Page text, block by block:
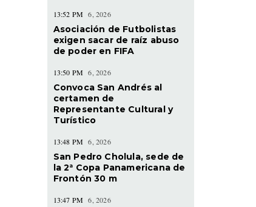
13:52 PM 6, 2026
Asociación de Futbolistas
exigen sacar de raíz abuso
de poder en FIFA
13:50 PM 6, 2026
Convoca San Andrés al
certamen de
Representante Cultural y
Turístico
13:48 PM 6, 2026
San Pedro Cholula, sede de
la 2ª Copa Panamericana de
Frontón 30 m
13:47 PM 6, 2026